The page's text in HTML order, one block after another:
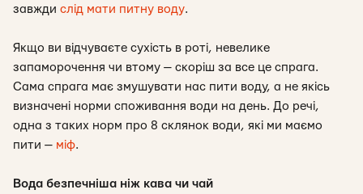
завжди слід мати питну воду.
Якщо ви відчуваєте сухість в роті, невелике
запаморочення чи втому — скоріш за все це спрага.
Сама спрага має змушувати нас пити воду, а не якісь
визначені норми споживання води на день. До речі,
одна з таких норм про 8 склянок води, які ми маємо
пити — міф.
Вода безпечніша ніж кава чи чай